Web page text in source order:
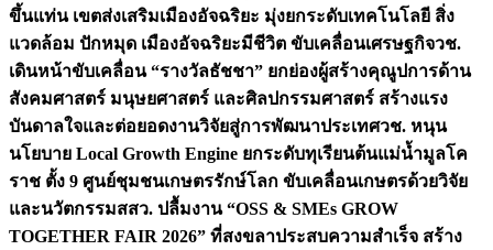
ขึ้นแท่น เขตส่งเสริมเมืองอัจฉริยะ มุ่งยกระดับเทคโนโลยี สิ่ง
แวดล้อม ปักหมุด เมืองอัจฉริยะมีชีวิต ขับเคลื่อนเศรษฐกิจวช.
เดินหน้าขับเคลื่อน “รางวัลธัชชา” ยกย่องผู้สร้างคุณูปการด้าน
สังคมศาสตร์ มนุษยศาสตร์ และศิลปกรรมศาสตร์ สร้างแรง
บันดาลใจและต่อยอดงานวิจัยสู่การพัฒนาประเทศวช. หนุน
นโยบาย Local Growth Engine ยกระดับทุเรียนต้นแม่น้ำมูลโค
ราช ตั้ง 9 ศูนย์ชุมชนเกษตรรักษ์โลก ขับเคลื่อนเกษตรด้วยวิจัย
และนวัตกรรมสสว. ปลื้มงาน “OSS & SMEs GROW
TOGETHER FAIR 2026” ที่สงขลาประสบความสำเร็จ สร้าง